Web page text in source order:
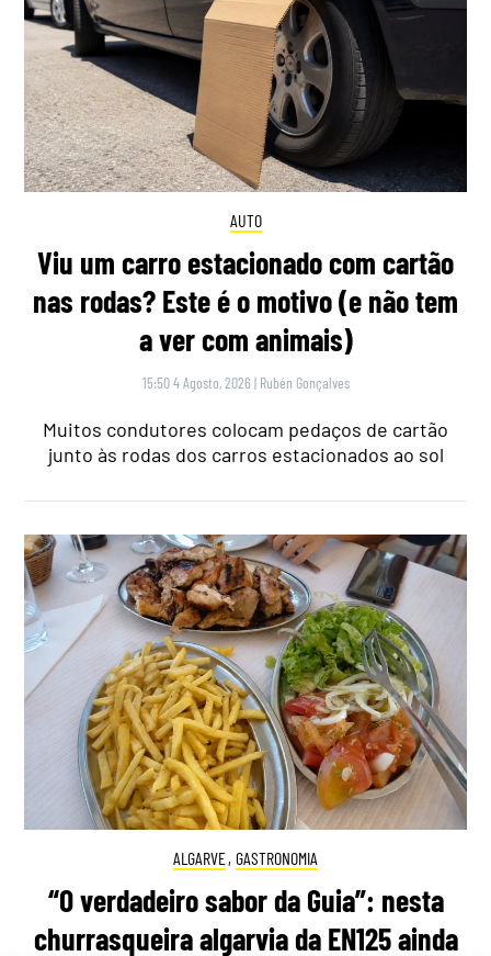
AUTO
Viu um carro estacionado com cartão
nas rodas? Este é o motivo (e não tem
a ver com animais)
15:50 4 Agosto, 2026 | Rubén Gonçalves
Muitos condutores colocam pedaços de cartão
junto às rodas dos carros estacionados ao sol
ALGARVE, GASTRONOMIA
“O verdadeiro sabor da Guia”: nesta
churrasqueira algarvia da EN125 ainda